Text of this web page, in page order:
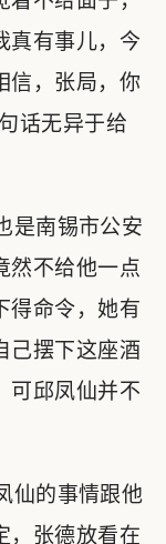
真有事儿，今
信，张局，你
话无异于给
是南锡市公安
然不给他一点
得命令，她有
己摆下这座酒
可邱凤仙并不
仙的事情跟他
，张德放看在